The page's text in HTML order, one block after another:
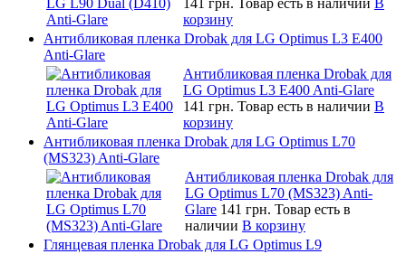
корзину
Антибликовая пленка Drobak для LG Optimus L3 E400
Anti-Glare
Антибликовая пленка Drobak для
LG Optimus L3 E400 Anti-Glare
141 грн. Товар есть в наличии В
корзину
Антибликовая пленка Drobak для LG Optimus L70
(MS323) Anti-Glare
Антибликовая пленка Drobak для
LG Optimus L70 (MS323) Anti-
Glare 141 грн. Товар есть в
наличии В корзину
Глянцевая пленка Drobak для LG Optimus L9